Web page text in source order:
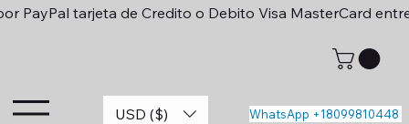
PayPal tarjeta de Credito o Debito Visa MasterCard
USD ($) WhatsApp +18099810448